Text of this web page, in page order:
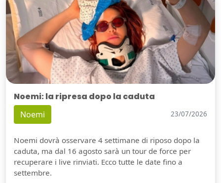
Noemi: la ripresa dopo la caduta
Noemi 23/07/2026
Noemi dovrà osservare 4 settimane di riposo dopo la
caduta, ma dal 16 agosto sarà un tour de force per
recuperare i live rinviati. Ecco tutte le date fino a
settembre.